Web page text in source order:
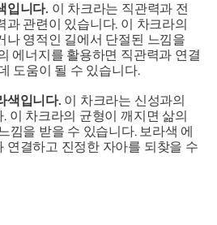
입니다. 이 차크라는 직관력과 전
과 관련이 있습니다. 이 차크라의
나 영적인 길에서 단절된 느낌을
에너지를 활용하면 직관력과 연결
도움이 될 수 있습니다.
색입니다. 이 차크라는 신성과의
이 차크라의 균형이 깨지면 삶의
낌을 받을 수 있습니다. 보라색 에
연결하고 진정한 자아를 되찾을 수